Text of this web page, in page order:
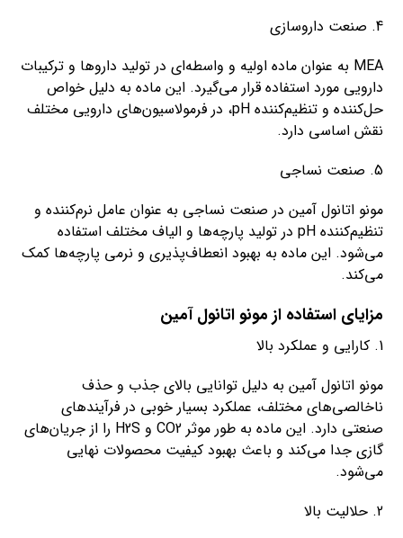
4. صنعت داروسازی
MEA به عنوان ماده اولیه و واسطه‌ای در تولید داروها و ترکیبات
دارویی مورد استفاده قرار می‌گیرد. این ماده به دلیل خواص
حل‌کننده و تنظیم‌کننده pH، در فرمولاسیون‌های دارویی مختلف
نقش اساسی دارد.
5. صنعت نساجی
مونو اتانول آمین در صنعت نساجی به عنوان عامل نرم‌کننده و
تنظیم‌کننده pH در تولید پارچه‌ها و الیاف مختلف استفاده
می‌شود. این ماده به بهبود انعطاف‌پذیری و نرمی پارچه‌ها کمک
می‌کند.
مزایای استفاده از مونو اتانول آمین
1. کارایی و عملکرد بالا
مونو اتانول آمین به دلیل توانایی بالای جذب و حذف
ناخالصی‌های مختلف، عملکرد بسیار خوبی در فرآیندهای
صنعتی دارد. این ماده به طور موثر CO2 و H2S را از جریان‌های
گازی جدا می‌کند و باعث بهبود کیفیت محصولات نهایی
می‌شود.
2. حلالیت بالا